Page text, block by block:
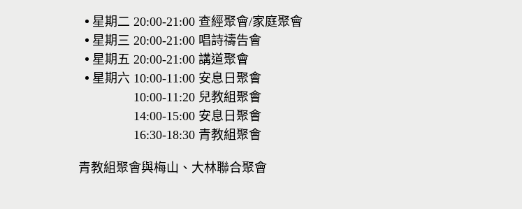
星期二 20:00-21:00查經聚會/家庭聚會
星期三 20:00-21:00唱詩禱告會
星期五 20:00-21:00講道聚會
星期六 10:00-11:00安息日聚會
10:00-11:20兒教組聚會
14:00-15:00安息日聚會
16:30-18:30青教組聚會
青教組聚會與梅山、大林聯合聚會